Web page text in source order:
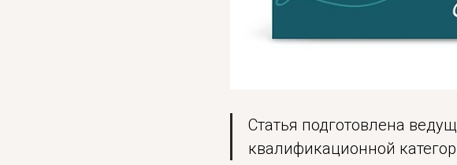
Статья подготовлена
квалификационной